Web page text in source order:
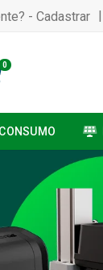
- Cadastrar |
0
CONSUMO